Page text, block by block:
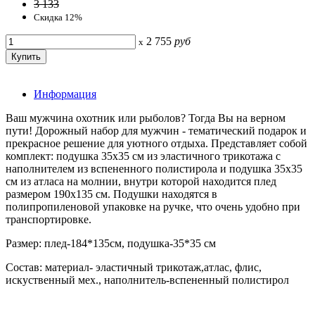
3 133
Скидка 12%
x 2 755 руб
Информация
Ваш мужчина охотник или рыболов? Тогда Вы на верном
пути! Дорожный набор для мужчин - тематический подарок и
прекрасное решение для уютного отдыха. Представляет собой
комплект: подушка 35х35 см из эластичного трикотажа с
наполнителем из вспененного полистирола и подушка 35х35
см из атласа на молнии, внутри которой находится плед
размером 190х135 см. Подушки находятся в
полипропиленовой упаковке на ручке, что очень удобно при
транспортировке.
Размер: плед-184*135см, подушка-35*35 см
Состав: материал- эластичный трикотаж,атлас, флис,
искуственный мех., наполнитель-вспененный полистирол